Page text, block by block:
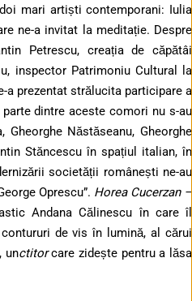
mari artiști contemporani: Iulia
ne-a invitat la meditație. Despre
Petrescu, creația de căpătâi
inspector Patrimoniu Cultural la
a prezentat strălucita participare a
dintre aceste comori nu s-au
Năstăseanu, Gheorghe
Stăncescu în spațiul italian, în
societății românești ne-au
Oprescu”. Horea Cucerzan –
Andana Călinescu în care îl
de vis în lumină, al cărui
unctitorcare zidește pentru a lăsa